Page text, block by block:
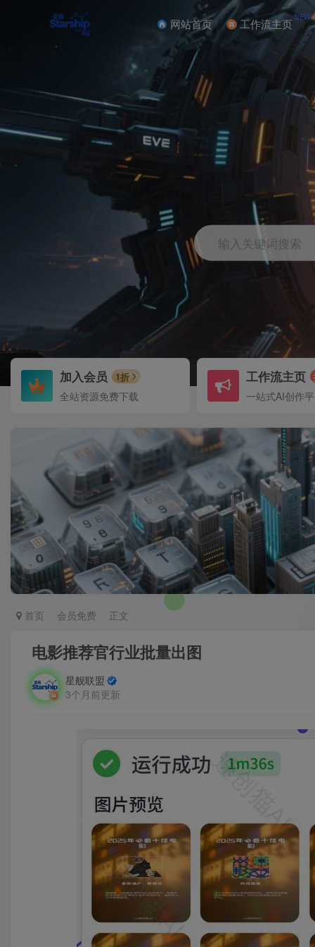
网站首页 工作流主页 NEW
输入关键词搜索
加入会员 1折
全站资源免费下载
工作流主页
一站式AI创作
首页 会员免费 正文
电影推荐官行业批量出图
星舰联盟
3个月前更新